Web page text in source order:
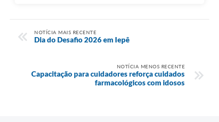
NOTÍCIA MAIS RECENTE
Dia do Desafio 2026 em Iepê
NOTÍCIA MENOS RECENTE
Capacitação para cuidadores reforça cuidados
farmacológicos com idosos